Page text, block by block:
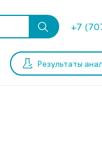
+7
Результаты